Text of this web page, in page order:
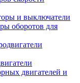
и выключатели
оборотов для
двигателей и